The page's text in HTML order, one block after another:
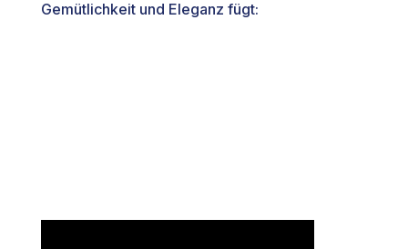
Gemütlichkeit und Eleganz fügt: